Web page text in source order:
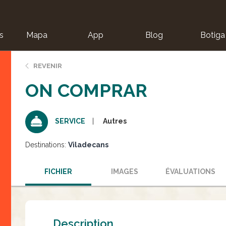
Mapa App Blog Botiga
REVENIR
ON COMPRAR
SERVICE Autres
Destinations: Viladecans
FICHIER IMAGES ÉVALUATIONS